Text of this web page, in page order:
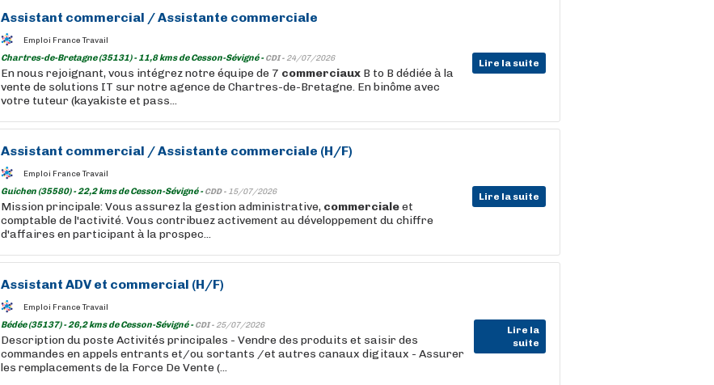
Assistant commercial /Assistante commerciale
Emploi France Travail
Chartres-de-Bretagne (35131) - 11,8 kms de Cesson-Sévigné -CDI - 24/07/2026 Lire la suite
En nous rejoignant, vous intégrez notre équipe de 7 commerciaux B to B dédiée à la
vente de solutions IT sur notre agence de Chartres-de-Bretagne. En binôme avec
votre tuteur (kayakiste et pass...
Assistant commercial /Assistante commerciale (H/F)
Emploi France Travail
Guichen (35580) - 22,2 kms de Cesson-Sévigné -CDD - 15/07/2026 Lire la suite
Mission principale: Vous assurez la gestion administrative, commercialeet
comptable de l'activité. Vous contribuez activement au développement du chiffre
d'affaires en participant à la prospec...
Assistant ADV et commercial (H/F)
Emploi France Travail
Bédée (35137) - 26,2 kms de Cesson-Sévigné -CDI - 25/07/2026
Lire la
suite
Description du poste Activités principales - Vendre des produits et saisir des
commandes en appels entrants et/ou sortants /et autres canaux digitaux - Assurer
les remplacements de la Force De Vente (...